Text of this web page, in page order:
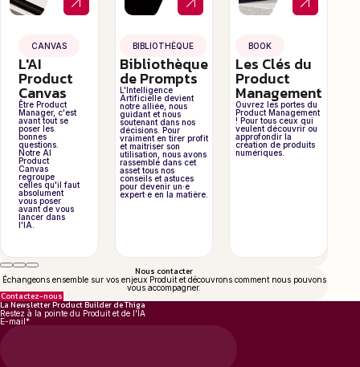
CANVAS
L'AI
Product
Canvas
Être Product
Manager, c'est
avant tout se
poser les
bonnes
questions.
Notre AI
Product
Canvas
regroupe
celles qu'il faut
absolument
vous poser
avant de vous
lancer dans
l'IA.
BIBLIOTHÈQUE
Bibliothèque
de Prompts
L'Intelligence
Artificielle devient
notre alliée, nous
guidant et nous
soutenant dans nos
décisions. Pour
vraiment en tirer profit
et maitriser son
utilisation, nous avons
rassemblé dans cet
asset tous nos
conseils et astuces
pour devenir un·e
expert·e en la matière.
BOOK
Les Clés du
Product
Management
Ouvrez les portes du
Product Management
! Pour tous ceux qui
veulent découvrir ou
approfondir la
création de produits
numériques.
Nous contacter
Échangeons ensemble sur vos enjeux Produit et découvrons comment nous pouvons
vous accompagner.
Contactez-nous
La Newsletter Product Builder de Thiga
Restez à la pointe du Produit et de l'IA
E-mail*